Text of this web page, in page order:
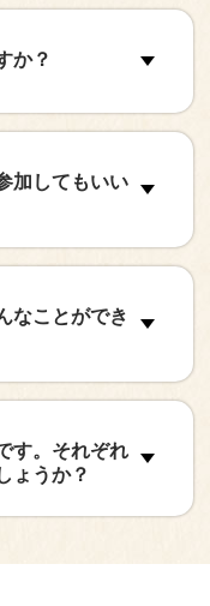
か？
加してもいい
なことができ
す。それぞれ
ょうか？